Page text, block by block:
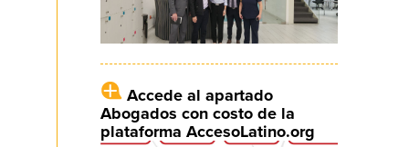
Accede al apartado
Abogados con costo de la
plataforma AccesoLatino.org